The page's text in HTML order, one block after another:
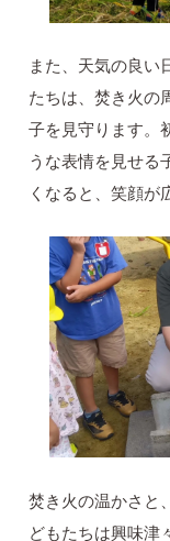
また、天気の良い
たちは、焚き火の
子を見守ります。
うな表情を見せる
くなると、笑顔が
焚き火の温かさと
どもたちは興味津